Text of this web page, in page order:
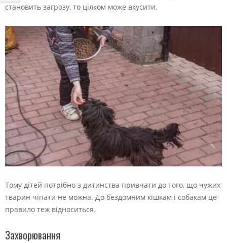
становить загрозу, то цілком може вкусити.
Тому дітей потрібно з дитинства привчати до того, що чужих
тварин чіпати не можна. До бездомним кішкам і собакам це
правило теж відноситься.
Захворювання